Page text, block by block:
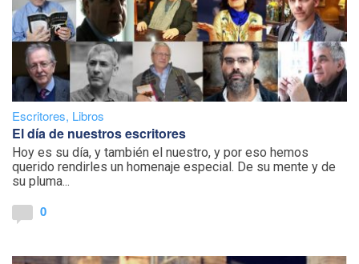
Escritores, Libros
El día de nuestros escritores
Hoy es su día, y también el nuestro, y por eso hemos
querido rendirles un homenaje especial. De su mente y de
su pluma...
0